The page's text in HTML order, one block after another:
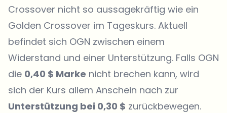
Crossover nicht so aussagekräftig wie ein
Golden Crossover im Tageskurs. Aktuell
befindet sich OGN zwischen einem
Widerstand und einer Unterstützung. Falls OGN
die 0,40 $ Marke nicht brechen kann, wird
sich der Kurs allem Anschein nach zur
Unterstützung bei 0,30 $ zurückbewegen.